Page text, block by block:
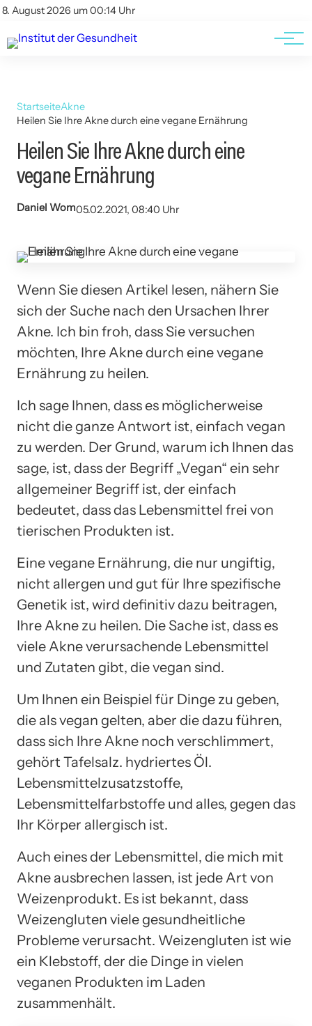
8. August 2026 um 00:14 Uhr
Kontakt
Kontakt
AGBs
StartseiteAkne
Heilen Sie Ihre Akne durch eine vegane Ernährung
Heilen Sie Ihre Akne durch eine
vegane Ernährung
Daniel Wom05.02.2021, 08:40 Uhr
Wenn Sie diesen Artikel lesen, nähern Sie
sich der Suche nach den Ursachen Ihrer
Akne. Ich bin froh, dass Sie versuchen
möchten, Ihre Akne durch eine vegane
Ernährung zu heilen.
Ich sage Ihnen, dass es möglicherweise
nicht die ganze Antwort ist, einfach vegan
zu werden. Der Grund, warum ich Ihnen das
sage, ist, dass der Begriff „Vegan“ ein sehr
allgemeiner Begriff ist, der einfach
bedeutet, dass das Lebensmittel frei von
tierischen Produkten ist.
Eine vegane Ernährung, die nur ungiftig,
nicht allergen und gut für Ihre spezifische
Genetik ist, wird definitiv dazu beitragen,
Ihre Akne zu heilen. Die Sache ist, dass es
viele Akne verursachende Lebensmittel
und Zutaten gibt, die vegan sind.
Um Ihnen ein Beispiel für Dinge zu geben,
die als vegan gelten, aber die dazu führen,
dass sich Ihre Akne noch verschlimmert,
gehört Tafelsalz. hydriertes Öl.
Lebensmittelzusatzstoffe,
Lebensmittelfarbstoffe und alles, gegen das
Ihr Körper allergisch ist.
Auch eines der Lebensmittel, die mich mit
Akne ausbrechen lassen, ist jede Art von
Weizenprodukt. Es ist bekannt, dass
Weizengluten viele gesundheitliche
Probleme verursacht. Weizengluten ist wie
ein Klebstoff, der die Dinge in vielen
veganen Produkten im Laden
zusammenhält.